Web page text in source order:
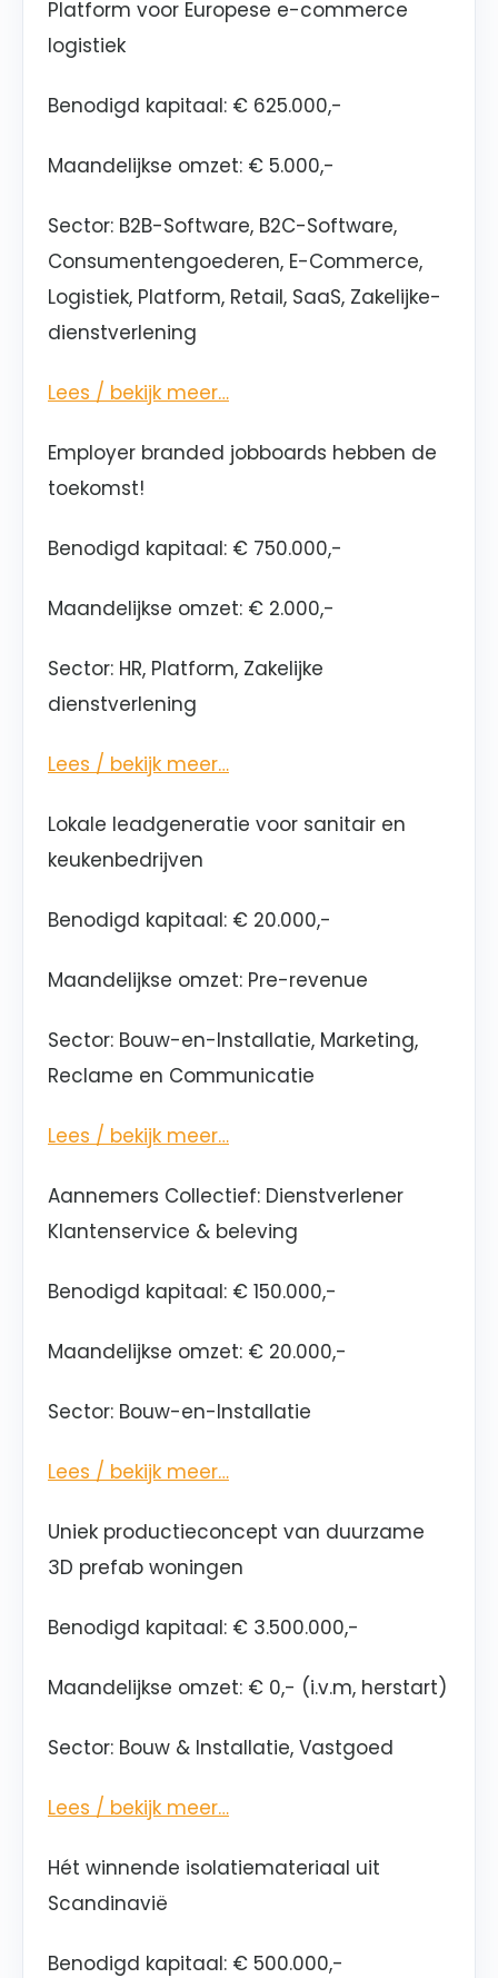
Platform voor Europese e-commerce
logistiek
Benodigd kapitaal: € 625.000,-
Maandelijkse omzet: € 5.000,-
Sector: B2B-Software, B2C-Software,
Consumentengoederen, E-Commerce,
Logistiek, Platform, Retail, SaaS, Zakelijke-
dienstverlening
Lees / bekijk meer…
Employer branded jobboards hebben de
toekomst!
Benodigd kapitaal: € 750.000,-
Maandelijkse omzet: € 2.000,-
Sector: HR, Platform, Zakelijke
dienstverlening
Lees / bekijk meer…
Lokale leadgeneratie voor sanitair en
keukenbedrijven
Benodigd kapitaal: € 20.000,-
Maandelijkse omzet: Pre-revenue
Sector: Bouw-en-Installatie, Marketing,
Reclame en Communicatie
Lees / bekijk meer…
Aannemers Collectief: Dienstverlener
Klantenservice & beleving
Benodigd kapitaal: € 150.000,-
Maandelijkse omzet: € 20.000,-
Sector: Bouw-en-Installatie
Lees / bekijk meer…
Uniek productieconcept van duurzame
3D prefab woningen
Benodigd kapitaal: € 3.500.000,-
Maandelijkse omzet: € 0,- (i.v.m, herstart)
Sector: Bouw & Installatie, Vastgoed
Lees / bekijk meer…
Hét winnende isolatiemateriaal uit
Scandinavië
Benodigd kapitaal: € 500.000,-